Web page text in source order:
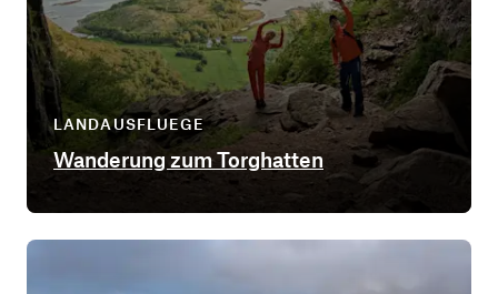
LANDAUSFLUEGE
Wanderung zum Torghatten